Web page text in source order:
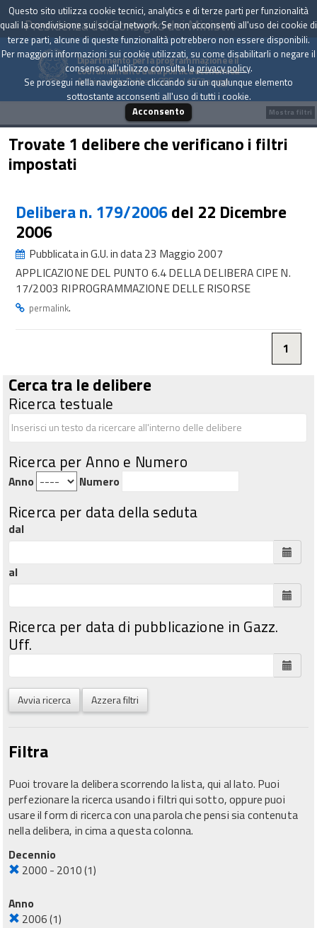
Presidenza del Consiglio dei Ministri
Dipartimento per la programmazione e il
coordinamento della politica economica
Archivio delle Delibere CIPE dal 1967 a oggi
Trovate 1 delibere che verificano i filtri
impostati
Delibera n. 179/2006del 22 Dicembre
2006
Pubblicata in G.U. in data 23 Maggio 2007
APPLICAZIONE DEL PUNTO 6.4 DELLA DELIBERA CIPE N.
17/2003 RIPROGRAMMAZIONE DELLE RISORSE
permalink.
1
Cerca tra le delibere
Ricerca testuale
Ricerca per Anno e Numero
Anno Numero
Ricerca per data della seduta
dal
al
Ricerca per data di pubblicazione in Gazz.
Uff.
Avvia ricerca Azzera filtri
Filtra
Puoi trovare la delibera scorrendo la lista, qui al lato. Puoi
perfezionare la ricerca usando i filtri qui sotto, oppure puoi
usare il form di ricerca con una parola che pensi sia contenuta
nella delibera, in cima a questa colonna.
Decennio
2000 - 2010(1)
Anno
2006(1)
Mostra filtri
Questo sito utilizza cookie tecnici, analytics e di terze parti per funzionalità
quali la condivisione sui social network. Se non acconsenti all'uso dei cookie di
terze parti, alcune di queste funzionalità potrebbero non essere disponibili.
Per maggiori informazioni sui cookie utilizzati, su come disabilitarli o negare il
consenso all'utilizzo consulta laprivacy policy.
Se prosegui nella navigazione cliccando su un qualunque elemento
sottostante acconsenti all'uso di tutti i cookie.
Acconsento